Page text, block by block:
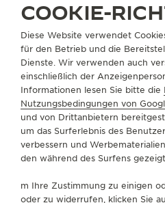
ARMBÄNDER
FOLGEN
ÜBER UNS
SERVICELEISTUNGEN
COOKIE-
Diese Website verwendet
für den Betrieb und die
Dienste. Wir verwenden auch
einschließlich der
Informationen lesen Sie bitte die
Nutzungsbedingungen von
und von Drittanbietern
um das Surferlebnis des
verbessern und
den während des Surfens
m Ihre Zustimmung zu einigen
oder zu widerrufen, klicken Sie